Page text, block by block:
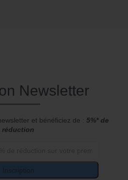
Newsletter
et bénéficiez de : 5%* de
réduction
Inscription